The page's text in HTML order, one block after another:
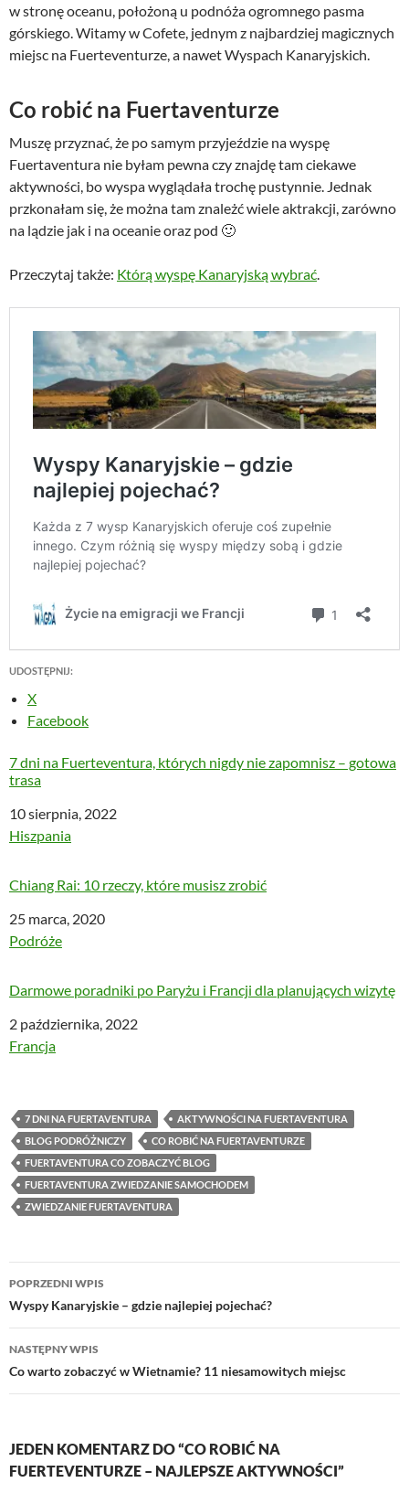
w stronę oceanu, położoną u podnóża ogromnego pasma
górskiego. Witamy w Cofete, jednym z najbardziej magicznych
miejsc na Fuerteventurze, a nawet Wyspach Kanaryjskich.
Co robić na Fuertaventurze
Muszę przyznać, że po samym przyjeździe na wyspę
Fuertaventura nie byłam pewna czy znajdę tam ciekawe
aktywności, bo wyspa wyglądała trochę pustynnie. Jednak
przkonałam się, że można tam znależć wiele aktrakcji, zarówno
na lądzie jak i na oceanie oraz pod 🙂
Przeczytaj także: Którą wyspę Kanaryjską wybrać
UDOSTĘPNIJ:
X
Facebook
7 dni na Fuerteventura, których nigdy nie zapomnisz – gotowa
trasa
Data
10 sierpnia, 2022
W odniesieniu do
Hiszpania
Chiang Rai: 10 rzeczy, które musisz zrobić
Data
25 marca, 2020
W odniesieniu do
Podróże
Darmowe poradniki po Paryżu i Francji dla planujących wizytę
Data
2 października, 2022
W odniesieniu do
Francja
7 DNI NA FUERTAVENTURA
AKTYWNOŚCI NA FUERTAVENTURA
BLOG PODRÓŻNICZY
CO ROBIĆ NA FUERTAVENTURZE
FUERTAVENTURA CO ZOBACZYĆ BLOG
FUERTAVENTURA ZWIEDZANIE SAMOCHODEM
ZWIEDZANIE FUERTAVENTURA
Nawigacja
wpisu
POPRZEDNI WPIS
Wyspy Kanaryjskie – gdzie najlepiej pojechać?
NASTĘPNY WPIS
Co warto zobaczyć w Wietnamie? 11 niesamowitych miejsc
JEDEN KOMENTARZ DO “CO ROBIĆ NA
FUERTEVENTURZE – NAJLEPSZE AKTYWNOŚCI”